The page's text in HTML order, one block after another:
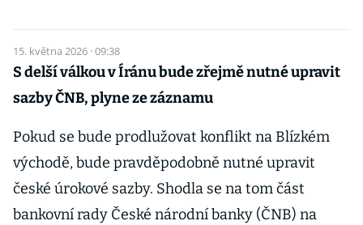
15. května 2026 · 09:38
S delší válkou v Íránu bude zřejmě nutné upravit
sazby ČNB, plyne ze záznamu
Pokud se bude prodlužovat konflikt na Blízkém
východě, bude pravděpodobně nutné upravit
české úrokové sazby. Shodla se na tom část
bankovní rady České národní banky (ČNB) na